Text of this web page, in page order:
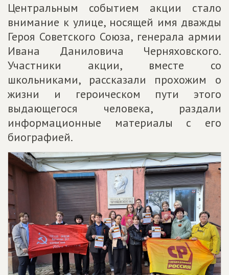
Центральным событием акции стало
внимание к улице, носящей имя дважды
Героя Советского Союза, генерала армии
Ивана Даниловича Черняховского.
Участники акции, вместе со
школьниками, рассказали прохожим о
жизни и героическом пути этого
выдающегося человека, раздали
информационные материалы с его
биографией.